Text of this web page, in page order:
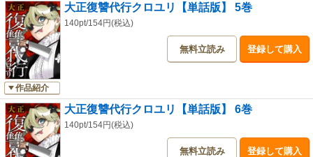
作品紹介
大正復讐代行クロユリ【単話版】 5巻
140pt/154円(税込)
無料立読み 登録して購入
大正復讐代行クロユリ【単話版】 6巻
140pt/154円(税込)
無料立読み 登録して購入